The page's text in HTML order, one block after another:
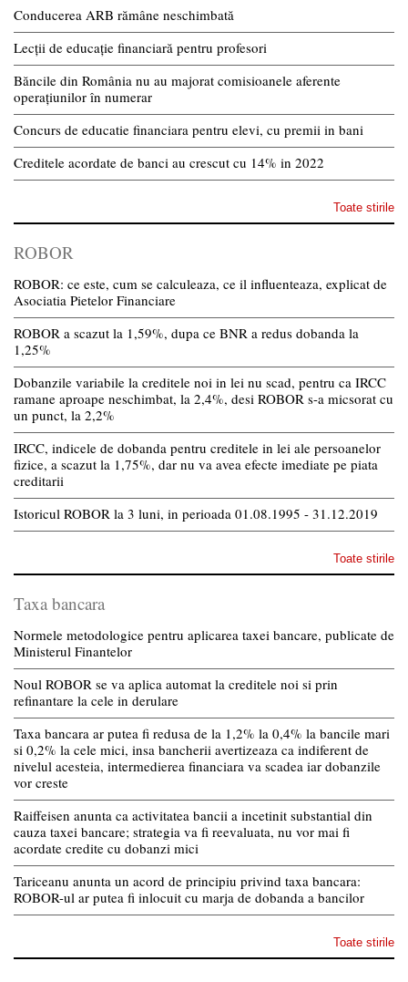
Conducerea ARB rămâne neschimbată
Lecții de educație financiară pentru profesori
Băncile din România nu au majorat comisioanele aferente
operațiunilor în numerar
Concurs de educatie financiara pentru elevi, cu premii in bani
Creditele acordate de banci au crescut cu 14% in 2022
Toate stirile
ROBOR
ROBOR: ce este, cum se calculeaza, ce il influenteaza, explicat de
Asociatia Pietelor Financiare
ROBOR a scazut la 1,59%, dupa ce BNR a redus dobanda la
1,25%
Dobanzile variabile la creditele noi in lei nu scad, pentru ca IRCC
ramane aproape neschimbat, la 2,4%, desi ROBOR s-a micsorat cu
un punct, la 2,2%
IRCC, indicele de dobanda pentru creditele in lei ale persoanelor
fizice, a scazut la 1,75%, dar nu va avea efecte imediate pe piata
creditarii
Istoricul ROBOR la 3 luni, in perioada 01.08.1995 - 31.12.2019
Toate stirile
Taxa bancara
Normele metodologice pentru aplicarea taxei bancare, publicate de
Ministerul Finantelor
Noul ROBOR se va aplica automat la creditele noi si prin
refinantare la cele in derulare
Taxa bancara ar putea fi redusa de la 1,2% la 0,4% la bancile mari
si 0,2% la cele mici, insa bancherii avertizeaza ca indiferent de
nivelul acesteia, intermedierea financiara va scadea iar dobanzile
vor creste
Raiffeisen anunta ca activitatea bancii a incetinit substantial din
cauza taxei bancare; strategia va fi reevaluata, nu vor mai fi
acordate credite cu dobanzi mici
Tariceanu anunta un acord de principiu privind taxa bancara:
ROBOR-ul ar putea fi inlocuit cu marja de dobanda a bancilor
Toate stirile